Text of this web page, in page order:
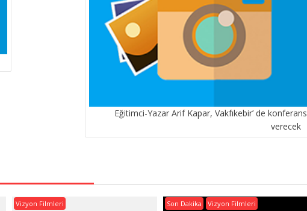
Eğitimci-Yazar Arif Kapar, Vakfıkebir’ de konferans
verecek
Vizyon Filmleri Son Dakika Vizyon Filmleri